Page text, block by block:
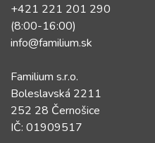
+421 221 201 290
(8:00-16:00)
info@familium.sk
Familium s.r.o.
Boleslavská 2211
252 28 Černošice
IČ: 01909517